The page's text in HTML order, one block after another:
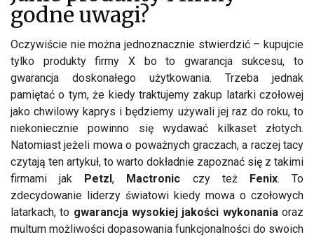
godne uwagi?
Oczywiście nie można jednoznacznie stwierdzić – kupujcie
tylko produkty firmy X bo to gwarancja sukcesu, to
gwarancja doskonałego użytkowania. Trzeba jednak
pamiętać o tym, że kiedy traktujemy zakup latarki czołowej
jako chwilowy kaprys i będziemy używali jej raz do roku, to
niekoniecznie powinno się wydawać kilkaset złotych.
Natomiast jeżeli mowa o poważnych graczach, a raczej tacy
czytają ten artykuł, to warto dokładnie zapoznać się z takimi
firmami jak Petzl, Mactronic czy też Fenix. To
zdecydowanie liderzy światowi kiedy mowa o czołowych
latarkach, to gwarancja wysokiej jakości wykonaniaoraz
multum możliwości dopasowania funkcjonalności do swoich